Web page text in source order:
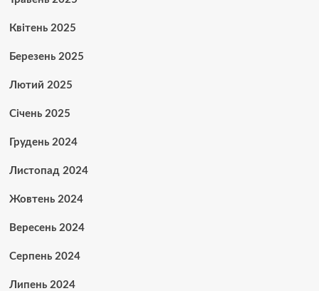
Квітень 2025
Березень 2025
Лютий 2025
Січень 2025
Грудень 2024
Листопад 2024
Жовтень 2024
Вересень 2024
Серпень 2024
Липень 2024